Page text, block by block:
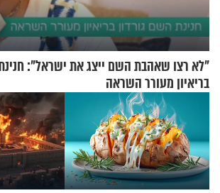
"לא רצו שאהבת השם ייצג את ישראל":
בריאיון מעורר השראה